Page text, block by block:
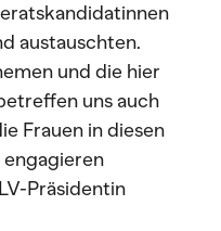
austauschten.
und die hier
uns auch
Frauen in diesen
engagieren
Präsidentin